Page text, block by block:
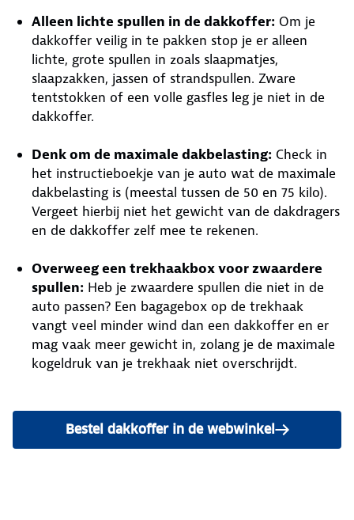
Alleen lichte spullen in de dakkoffer: Om je
dakkoffer veilig in te pakken stop je er alleen
lichte, grote spullen in zoals slaapmatjes,
slaapzakken, jassen of strandspullen. Zware
tentstokken of een volle gasfles leg je niet in de
dakkoffer.
Denk om de maximale dakbelasting: Check in
het instructieboekje van je auto wat de maximale
dakbelasting is (meestal tussen de 50 en 75 kilo).
Vergeet hierbij niet het gewicht van de dakdragers
en de dakkoffer zelf mee te rekenen.
Overweeg een trekhaakbox voor zwaardere
spullen: Heb je zwaardere spullen die niet in de
auto passen? Een bagagebox op de trekhaak
vangt veel minder wind dan een dakkoffer en er
mag vaak meer gewicht in, zolang je de maximale
kogeldruk van je trekhaak niet overschrijdt.
Bestel dakkoffer in de webwinkel